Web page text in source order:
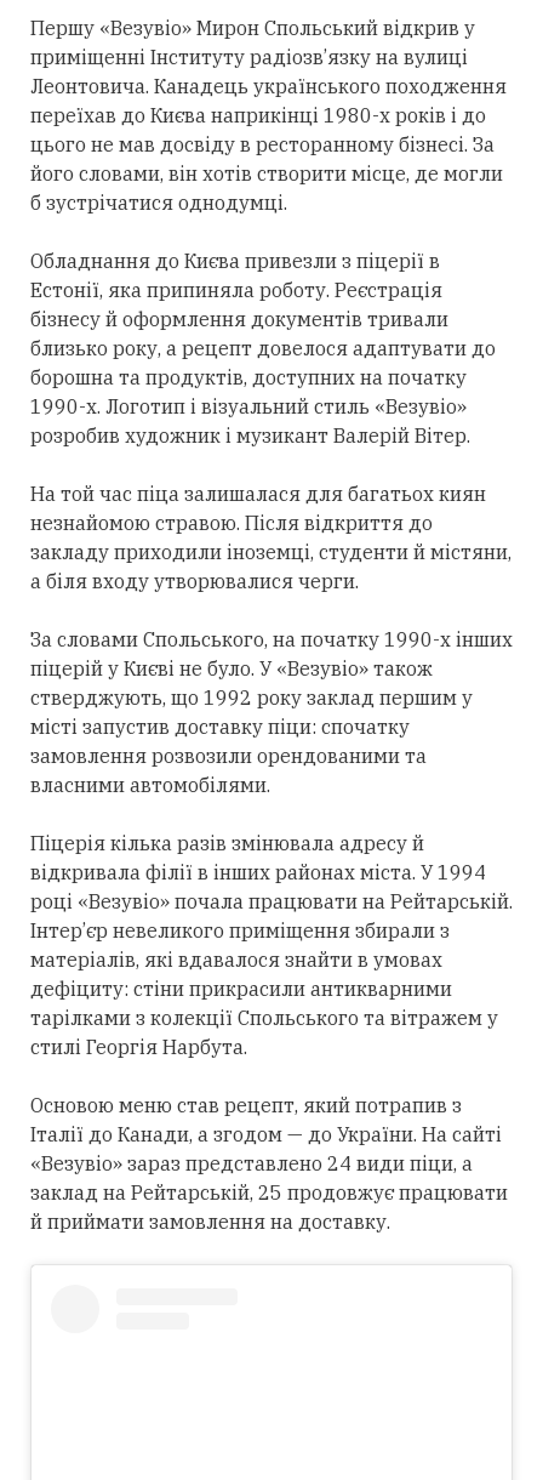
Першу «Везувіо» Мирон Спольський відкрив у
приміщенні Інституту радіозв’язку на вулиці
Леонтовича. Канадець українського походження
переїхав до Києва наприкінці 1980-х років і до
цього не мав досвіду в ресторанному бізнесі. За
його словами, він хотів створити місце, де могли
б зустрічатися однодумці.
Обладнання до Києва привезли з піцерії в
Естонії, яка припиняла роботу. Реєстрація
бізнесу й оформлення документів тривали
близько року, а рецепт довелося адаптувати до
борошна та продуктів, доступних на початку
1990-х. Логотип і візуальний стиль «Везувіо»
розробив художник і музикант Валерій Вітер.
На той час піца залишалася для багатьох киян
незнайомою стравою. Після відкриття до
закладу приходили іноземці, студенти й містяни,
а біля входу утворювалися черги.
За словами Спольського, на початку 1990-х інших
піцерій у Києві не було. У «Везувіо» також
стверджують, що 1992 року заклад першим у
місті запустив доставку піци: спочатку
замовлення розвозили орендованими та
власними автомобілями.
Піцерія кілька разів змінювала адресу й
відкривала філії в інших районах міста. У 1994
році «Везувіо» почала працювати на Рейтарській.
Інтер’єр невеликого приміщення збирали з
матеріалів, які вдавалося знайти в умовах
дефіциту: стіни прикрасили антикварними
тарілками з колекції Спольського та вітражем у
стилі Георгія Нарбута.
Основою меню став рецепт, який потрапив з
Італії до Канади, а згодом — до України. На сайті
«Везувіо» зараз представлено 24 види піци, а
заклад на Рейтарській, 25 продовжує працювати
й приймати замовлення на доставку.